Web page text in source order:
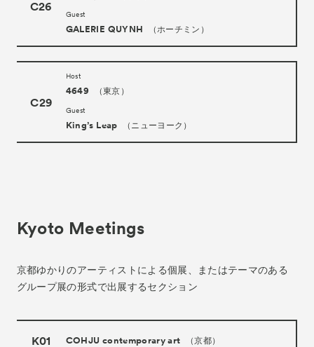
C26
Guest
GALERIE QUYNH （ホーチミン）
C29
Host
4649 （東京）
Guest
King’s Leap （ニューヨーク）
Kyoto Meetings
京都ゆかりのアーティストによる個展、
またはテーマのある
グループ展の形式で出展するセクション
K01 COHJU contemporary art （京都）